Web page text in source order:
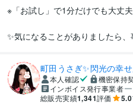
※「お試し」で1分だけでも大丈
✨気になることがありましたら
町田うさぎ✨閃光の幸
本人確認
機密保持
インボイス発行事業者
総販売実績1,341評価 5.0